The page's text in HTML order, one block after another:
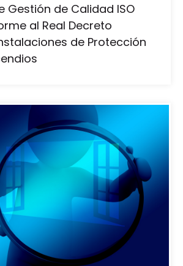
Gestión de Calidad ISO
al Real Decreto
de Protección